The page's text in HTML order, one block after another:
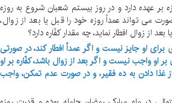
بر عهده دارد و در روز بیستم شعبان شروع به روزه
می تواند عمداً روزه خود را قبل یا بعد از زوال،
از زوال افطار نماید، چه مقدار کفّاره دارد؟
او جایز نیست و اگر عمداً افطار کند، در صورتی
بر او واجب نیست و اگر بعد از زوال باشد، کفّاره بر او
دادن به ده فقیر، و در صورت عدم تمکن، واجب